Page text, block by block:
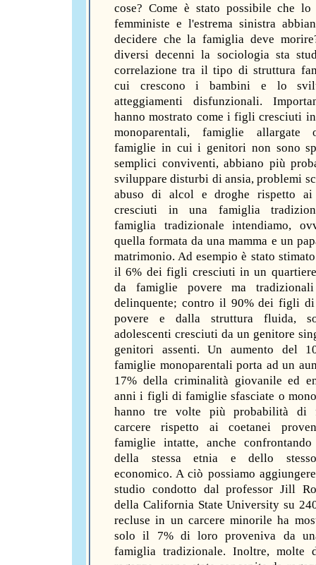
cose? Come è stato possibile che lo
femministe e l'estrema sinistra
decidere che la famiglia deve
diversi decenni la sociologia sta
correlazione tra il tipo di struttura
cui crescono i bambini e lo
atteggiamenti disfunzionali.
hanno mostrato come i figli cresciuti
monoparentali, famiglie allargate
famiglie in cui i genitori non sono
semplici conviventi, abbiano più
sviluppare disturbi di ansia, problemi
abuso di alcol e droghe rispetto ai
cresciuti in una famiglia
famiglia tradizionale intendiamo,
quella formata da una mamma e un
matrimonio. Ad esempio è stato
il 6% dei figli cresciuti in un
da famiglie povere ma
delinquente; contro il 90% dei figli
povere e dalla struttura fluida,
adolescenti cresciuti da un genitore
genitori assenti. Un aumento del
famiglie monoparentali porta ad un
17% della criminalità giovanile ed
anni i figli di famiglie sfasciate o
hanno tre volte più probabilità di
carcere rispetto ai coetanei
famiglie intatte, anche
della stessa etnia e dello
economico. A ciò possiamo
studio condotto dal professor Jill
della California State University su
recluse in un carcere minorile ha
solo il 7% di loro proveniva da
famiglia tradizionale. Inoltre, molte